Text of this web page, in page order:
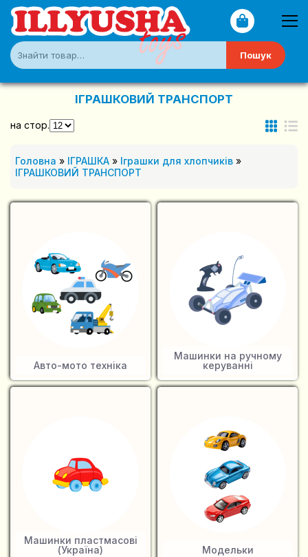
Пошук
ІГРАШКОВИЙ ТРАНСПОРТ
на стор.
Головна » ІГРАШКА » Іграшки для хлопчиків »
ІГРАШКОВИЙ ТРАНСПОРТ
Авто-мото техніка
Машинки на ручному
керуванні
Машинки пластмасові
(Україна)
Модельки